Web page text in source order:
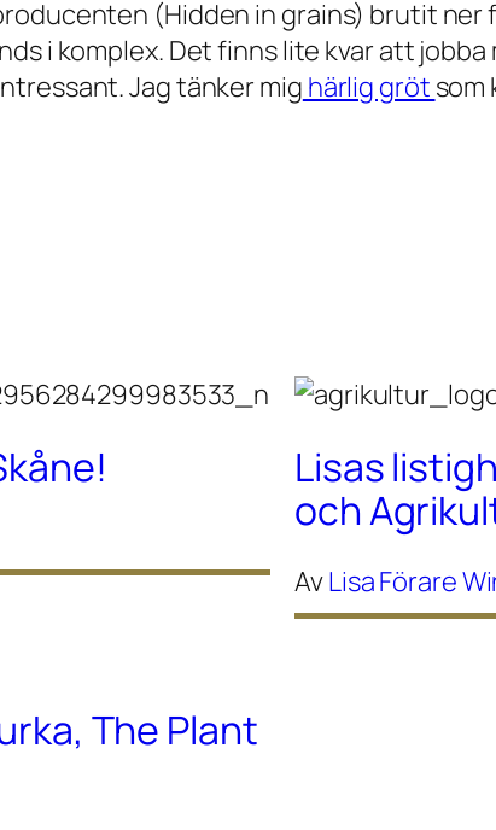
(Hidden in grains) brutit ner
i komplex. Det finns lite kvar att
Jag tänker mighärlig gröt som
Lisas
och
AvLisa Förare
The Plant